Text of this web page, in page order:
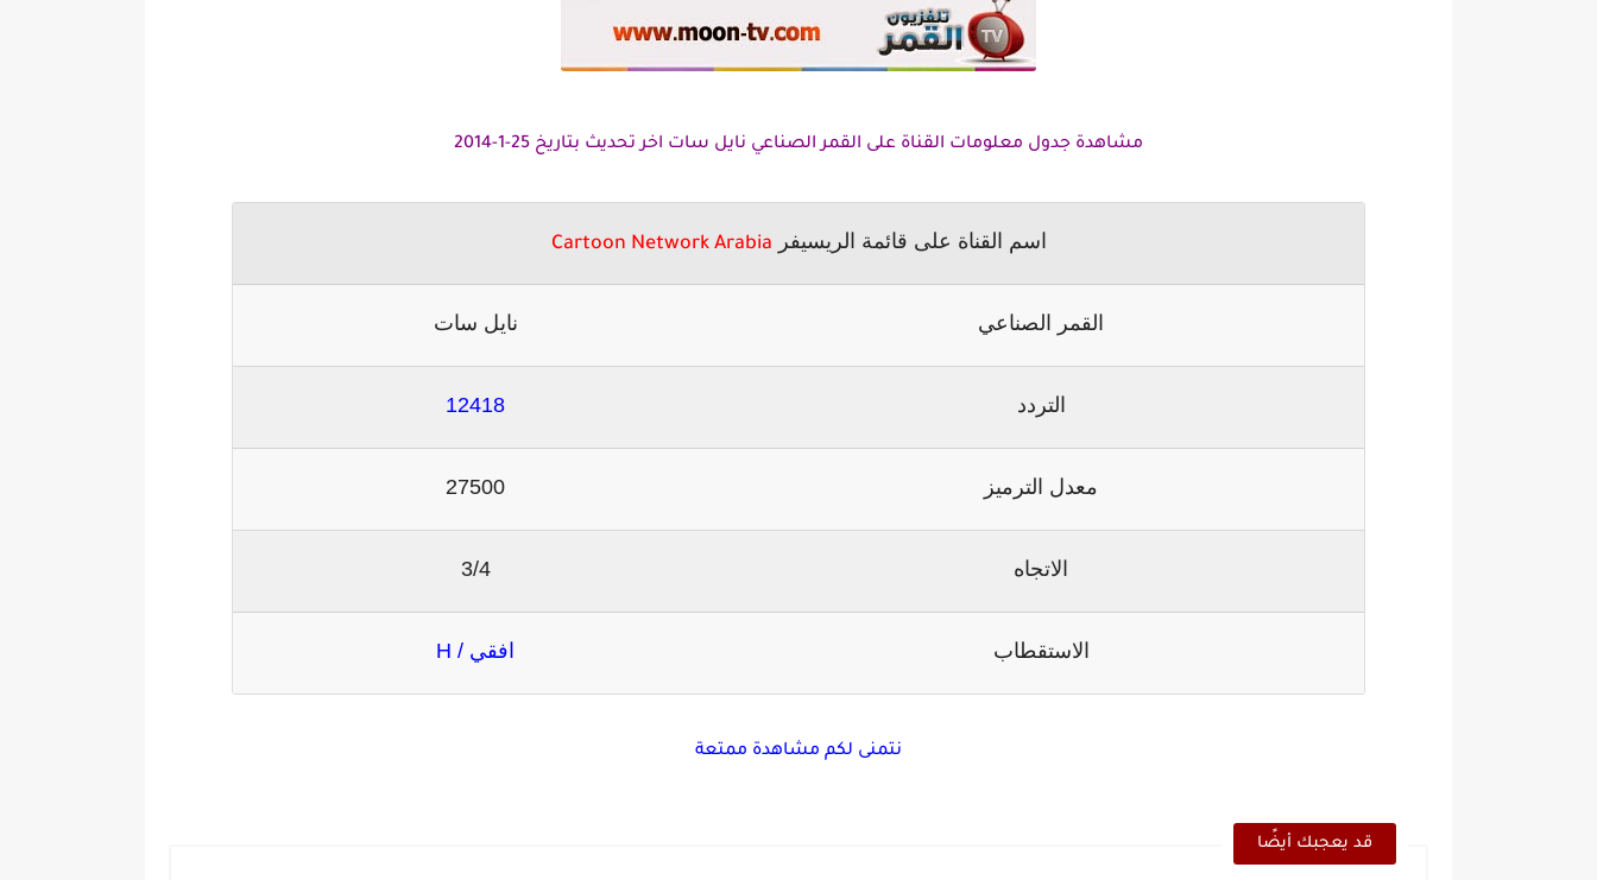
مشاهدة جدول معلومات القناة على القمر الصناعي نايل سات اخر تحديث بتاريخ 25-1-2014
اسم القناة على قائمة الريسيفر Cartoon Network Arabia
القمر الصناعي نايل سات
التردد 12418
معدل الترميز 27500
الاتجاه 3/4
الاستقطاب افقي / H
نتمنى لكم مشاهدة ممتعة
قد يعجبك أيضًا